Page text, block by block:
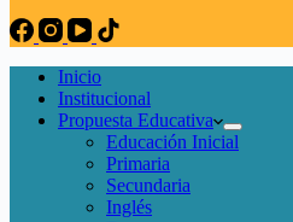
Inicio
Institucional
Propuesta Educativa
Educación Inicial
Primaria
Secundaria
Inglés